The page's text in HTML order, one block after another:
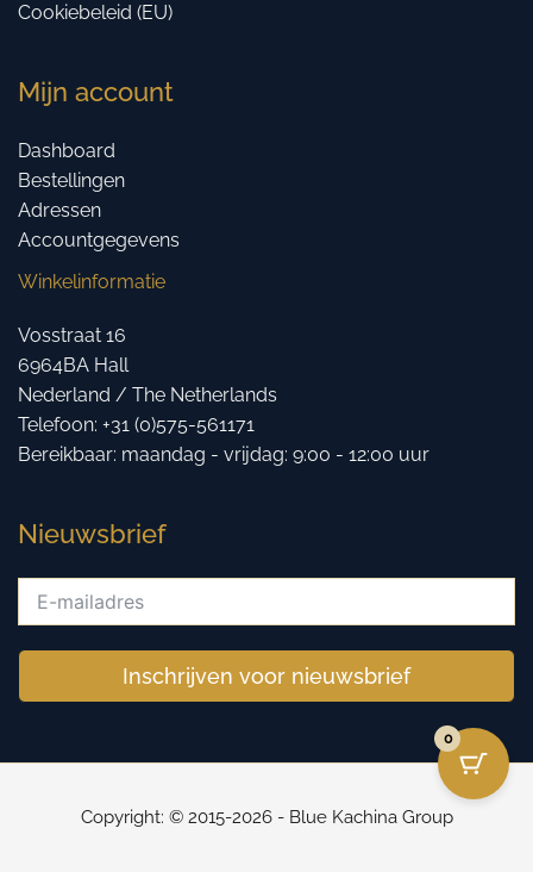
Cookiebeleid (EU)
Mijn account
Dashboard
Bestellingen
Adressen
Accountgegevens
Winkelinformatie
Vosstraat 16
6964BA Hall
Nederland / The Netherlands
Telefoon: +31 (0)575-561171
Bereikbaar: maandag - vrijdag: 9:00 - 12:00 uur
Nieuwsbrief
Inschrijven voor nieuwsbrief
Copyright: © 2015-2026 - Blue Kachina Group
0